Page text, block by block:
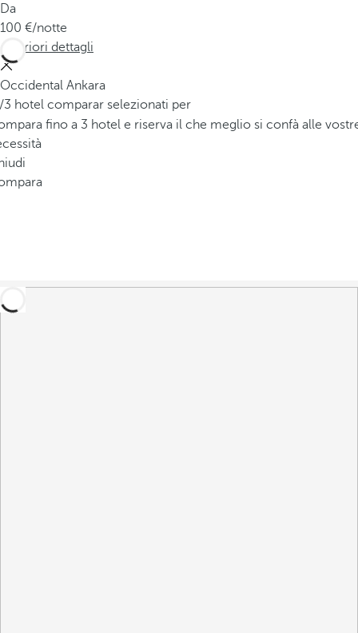
Da
100
/notte
Ulteriori dettagli
Occidental Ankara
/3 hotel comparar selezionati per
fino a 3 hotel e riserva il che meglio si confà alle